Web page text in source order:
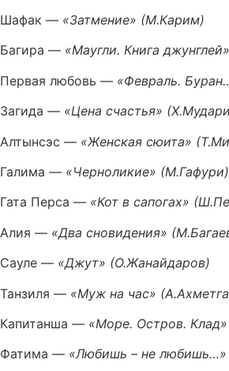
Шафак — «Затмение» (М.Карим)
Багира — «Маугли. Книга
Первая любовь — «Февраль.
Загида — «Цена счастья»
Алтынсэс — «Женская сюита»
Галима — «Черноликие» (М.Гафури)
Гата Перса — «Кот в сапогах»
Алия — «Два сновидения»
Сауле — «Джут» (О.Жанайдаров)
Танзиля — «Муж на час»
Капитанша — «Море. Остров.
Фатима — «Любишь – не любишь…»